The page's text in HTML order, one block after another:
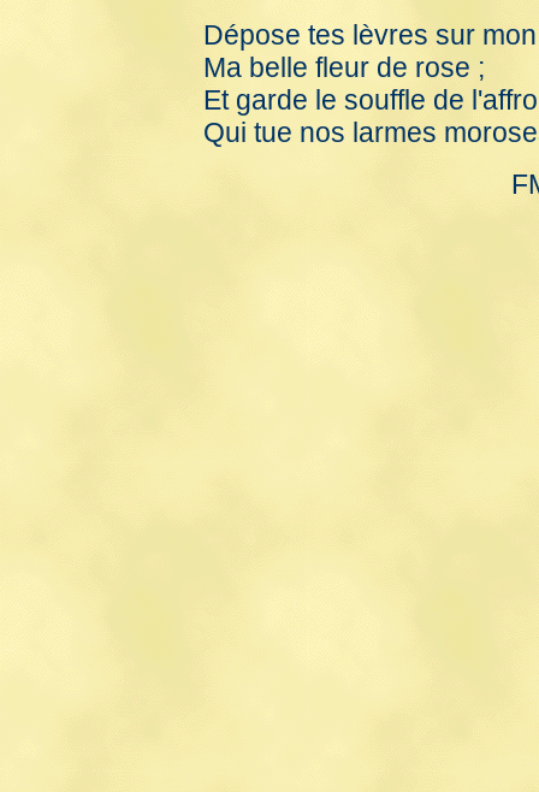
Dépose tes lèvres sur
Ma belle fleur de rose ;
Et garde le souffle de
Qui tue nos larmes